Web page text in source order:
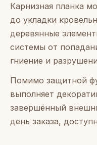
Карнизная планка
до укладки
деревянные
системы от
гниение и
Помимо защитной
выполняет
завершённый
день заказа,